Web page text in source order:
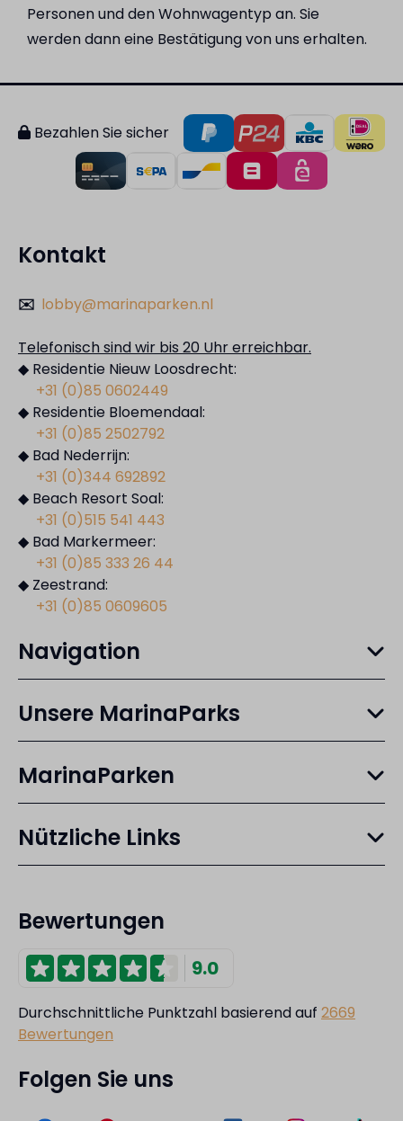
Personen und den Wohnwagentyp an. Sie
werden dann eine Bestätigung von uns erhalten.
Bezahlen Sie sicher
Kontakt
✉️ lobby@marinaparken.nl
Telefonisch sind wir bis 20 Uhr erreichbar.
◆ Residentie Nieuw Loosdrecht:
+31 (0)85 0602449
◆ Residentie Bloemendaal:
+31 (0)85 2502792
◆ Bad Nederrijn:
+31 (0)344 692892
◆ Beach Resort Soal:
+31 (0)515 541 443
◆ Bad Markermeer:
+31 (0)85 333 26 44
◆ Zeestrand:
+31 (0)85 0609605
Navigation
Unsere MarinaParks
MarinaParken
Nützliche Links
Bewertungen
9.0
Durchschnittliche Punktzahl basierend auf 2669
Bewertungen
Folgen Sie uns